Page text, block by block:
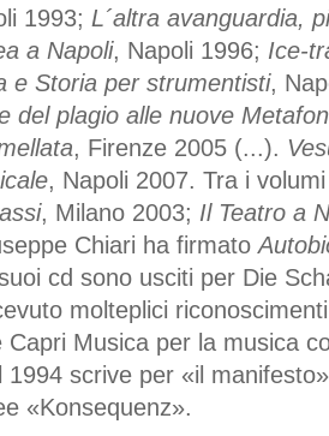
1993; L´altra avanguardia,
a Napoli, Napoli 1996; Ice-
e Storia per strumentisti,
del plagio alle nuove
, Firenze 2005 (...).
, Napoli 2007. Tra i
, Milano 2003; Il Teatro a
Chiari ha firmato
cd sono usciti per Die
molteplici
Capri Musica per la musica
1994 scrive per «il
«Konsequenz».